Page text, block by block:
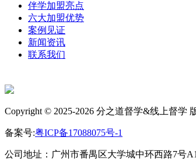
伴学加盟亮点
六大加盟优势
案例见证
新闻资讯
联系我们
Copyright © 2025-2026 分之道督学&线上督学
备案号:粤ICP备17088075号-1
公司地址：广州市番禺区大学城中环西路7号